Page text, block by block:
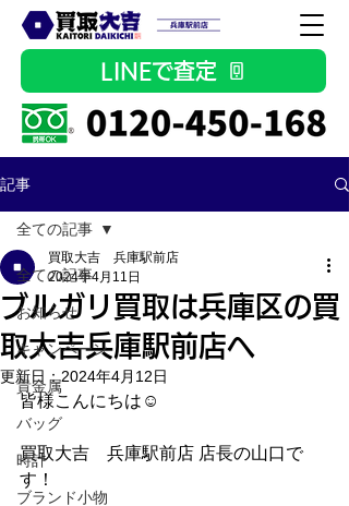
LINEで査定
記事
全ての記事
お知らせ
キャンペーン
貴金属
バッグ
時計
ブランド小物
全ての記事
ブルガリ買取は兵庫区の買
取大吉兵庫駅前店へ
買取大吉 兵庫駅前店
2024年4月11日
更新日：2024年4月12日
皆様こんにちは☺
買取大吉　兵庫駅前店 店長の山口で
す！